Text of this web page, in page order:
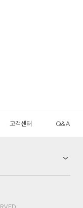
고객센터 Q&A